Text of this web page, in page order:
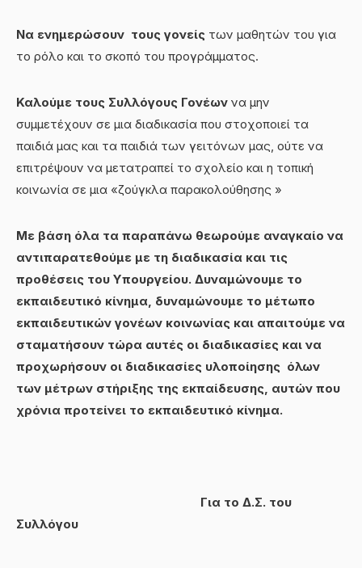
Να ενημερώσουν τους γονείς των μαθητών του για
το ρόλο και το σκοπό του προγράμματος.
Καλούμε τους Συλλόγους Γονέων να μην
συμμετέχουν σε μια διαδικασία που στοχοποιεί τα
παιδιά μας και τα παιδιά των γειτόνων μας, ούτε να
επιτρέψουν να μετατραπεί το σχολείο και η τοπική
κοινωνία σε μια «ζούγκλα παρακολούθησης »
Με βάση όλα τα παραπάνω θεωρούμε αναγκαίο να
αντιπαρατεθούμε με τη διαδικασία και τις
προθέσεις του Υπουργείου. Δυναμώνουμε το
εκπαιδευτικό κίνημα, δυναμώνουμε το μέτωπο
εκπαιδευτικών γονέων κοινωνίας και απαιτούμε να
σταματήσουν τώρα αυτές οι διαδικασίες και να
προχωρήσουν οι διαδικασίες υλοποίησης όλων
των μέτρων στήριξης της εκπαίδευσης, αυτών που
χρόνια προτείνει το εκπαιδευτικό κίνημα.
Για το Δ.Σ. του
Συλλόγου